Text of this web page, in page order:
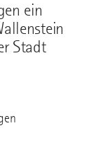
ein
Stadt